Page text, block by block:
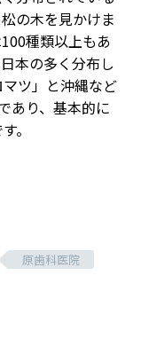
の木を見かけま
種類以上もあ
本の多く分布し
ツ」と沖縄など
あり、基本的に
。
原歯科医院